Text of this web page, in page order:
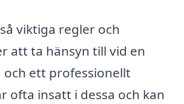
viktiga regler och
att ta hänsyn till vid en
ett professionellt
ofta insatt i dessa och kan